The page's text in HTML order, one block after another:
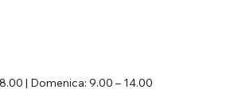
| Domenica: 9.00 – 14.00